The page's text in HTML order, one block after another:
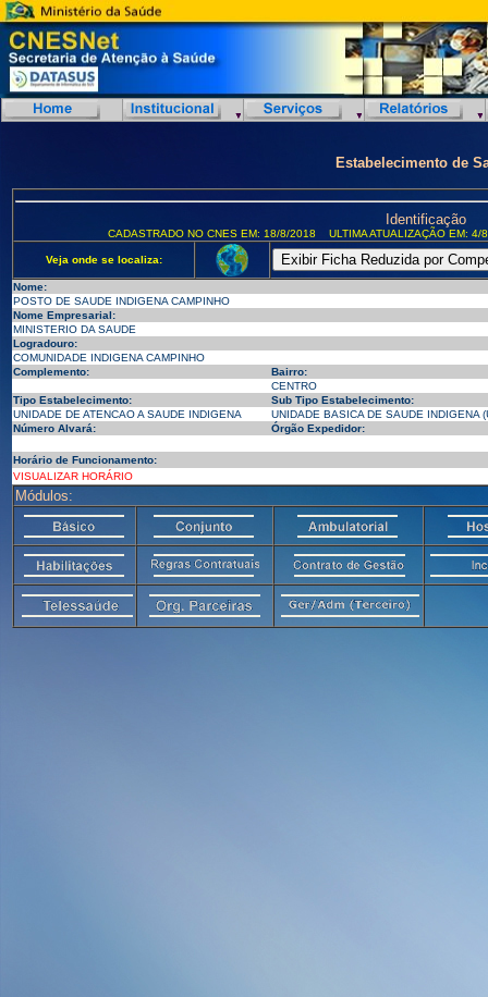
Estabelecimento de
Identificação
CADASTRADO NO CNES EM: 18/8/2018 ULTIMA ATUALIZAÇÃO EM:
Veja onde se localiza:
Nome:
POSTO DE SAUDE INDIGENA CAMPINHO
Nome Empresarial:
MINISTERIO DA SAUDE
Logradouro:
COMUNIDADE INDIGENA CAMPINHO
Complemento:
Bairro:
CENTRO
Tipo Estabelecimento:
Sub Tipo Estabelecimento:
UNIDADE DE ATENCAO A SAUDE INDIGENA
UNIDADE BASICA DE SAUDE INDIGENA
Número Alvará:
Órgão Expedidor:
Horário de Funcionamento:
VISUALIZAR HORÁRIO
Módulos: